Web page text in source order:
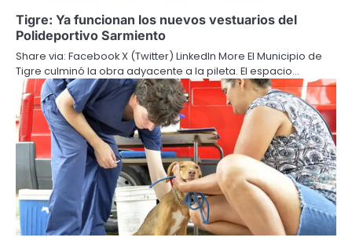
Tigre: Ya funcionan los nuevos vestuarios del
Polideportivo Sarmiento
Share via: Facebook X (Twitter) LinkedIn More El Municipio de
Tigre culminó la obra adyacente a la pileta. El espacio…